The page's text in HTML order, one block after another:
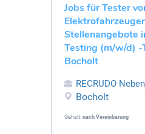
Jobs für Tester
Stellenangebote
Testing (m/w/d) -
Bocholt
RECRUDO
Bocholt
Gehalt: nach Vereinbarung